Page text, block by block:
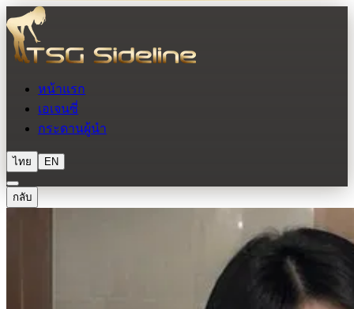
หน้าแรก
เอเจนซี่
กระดานผู้นำ
ไทย EN
กลับ